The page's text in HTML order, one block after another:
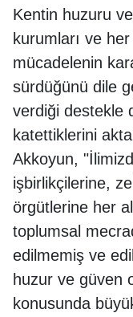
Kentin huzuru
kurumları ve
mücadelenin
sürdüğünü dile
verdiği destekle
katettiklerini
Akkoyun,
işbirlikçilerine,
örgütlerine her
toplumsal
edilmemiş ve
huzur ve güven
konusunda